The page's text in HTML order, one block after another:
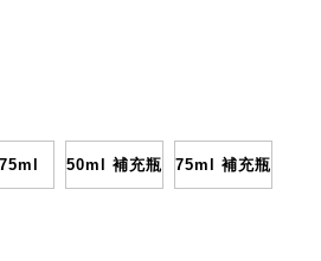
75ml 50ml 補充瓶 75ml 補充瓶